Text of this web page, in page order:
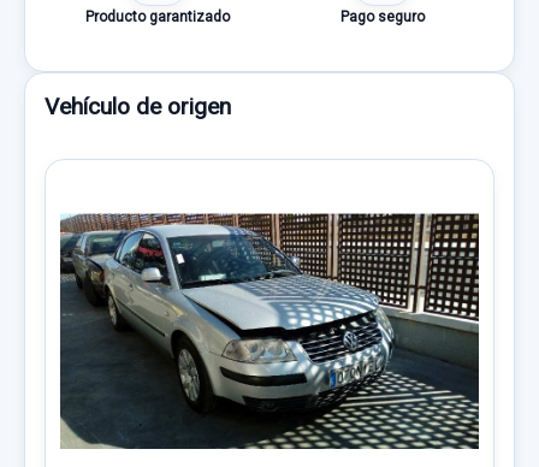
Producto garantizado Pago seguro
Vehículo de origen